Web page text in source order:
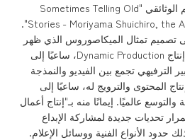
برامج. كما عمل كمنتج للفيلم الوثائقي "Sometimes Telling Old
Stories - Moriyama Shuichiro, the Actor Called a Voice Actor".
تمثال الميكاصوروس الذي ظهر
في فيلم Getter Robo من إنتاج Dynamic Production، ساعيًا إلى
الترفيهي تجمع بين الفيديو والنمذجة
المحتوى والترويج له، ساعيًا إلى
عالميًا. إيمانًا منه بـ"إنتاج أعمال
تحديات جديدة لمشاركة الإبداع
حدود الأنواع الفنية ووسائل الإعلام.